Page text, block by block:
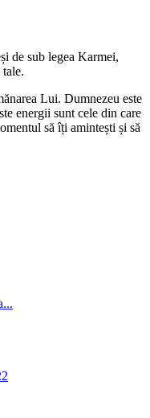
de sub legea Karmei,
Lui. Dumnezeu este
energii sunt cele din care
să îți amintești și să